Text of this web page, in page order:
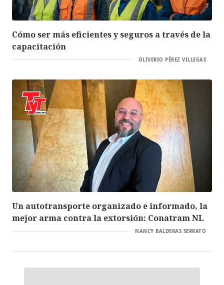
Cómo ser más eficientes y seguros a través de la
capacitación
OLIVERIO PÉREZ VILLEGAS
Un autotransporte organizado e informado, la
mejor arma contra la extorsión: Conatram NL
NANCY BALDERAS SERRATO